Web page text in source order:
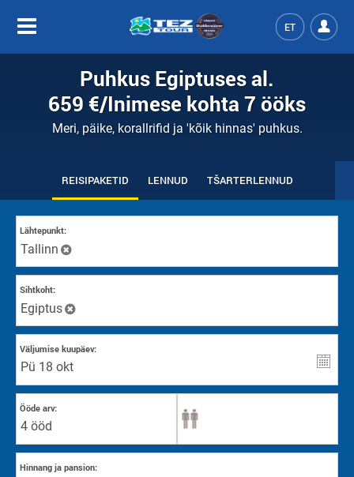
ET
Puhkus Egiptuses al.
659 €/Inimese kohta7 ööks
Meri, päike, korallrifid ja 'kõik hinnas' puhkus.
REISIPAKETID LENNUD TŠARTERLENNUD
Lähtepunkt:
Tallinn
Sihtkoht:
Еgiptus
Väljumise kuupäev:
Ööde arv:
4 ööd
Hinnang ja pansion: